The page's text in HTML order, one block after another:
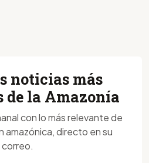
noticias más
de la Amazonía
con lo más relevante de
amazónica, directo en su
correo.